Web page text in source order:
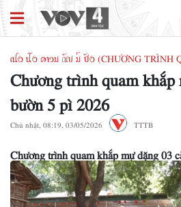
ꪹꪊꪉ ꪊꪲꪉ ꪁꪱꪫꪣ ꪄꪰꪚ ꪣꪳ ꪥꪰꪉ (CHƯƠNG TRÌNH
Chương trình quam khắp
bườn 5 pì 2026
Chủ nhật, 08:19, 03/05/2026 TTTB
Chương trình quam khắp mự dặng 03